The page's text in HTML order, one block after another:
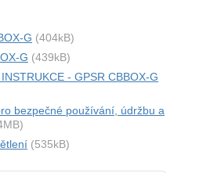
G (404kB)
G (439kB)
- GPSR CBBOX-G
bezpečné používání, údržbu a
(535kB)